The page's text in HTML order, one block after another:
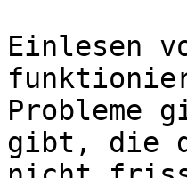
Einlesen
Probleme
gibt, die